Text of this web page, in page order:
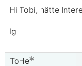
Hi Tobi, hätte
lg
ToHe